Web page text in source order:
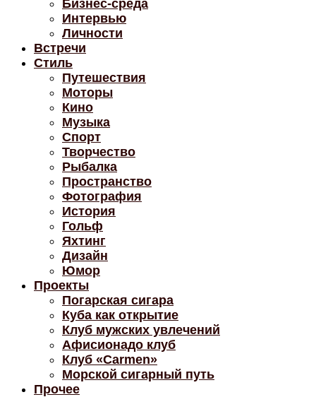
Бизнес-среда
Интервью
Личности
Встречи
Стиль
Путешествия
Моторы
Кино
Музыка
Спорт
Творчество
Рыбалка
Пространство
Фотография
История
Гольф
Яхтинг
Дизайн
Юмор
Проекты
Погарская сигара
Куба как открытие
Клуб мужских увлечений
Афисионадо клуб
Клуб «Carmen»
Морской сигарный путь
Прочее